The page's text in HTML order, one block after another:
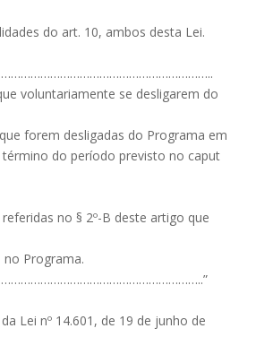
do art. 10, ambos desta Lei.
voluntariamente se desligarem do
forem desligadas do Programa em
do período previsto no caput
no § 2º-B deste artigo que
Programa.
Lei nº 14.601, de 19 de junho de